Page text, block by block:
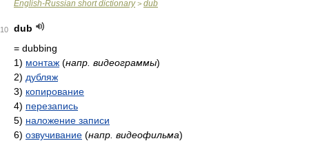
English-Russian short dictionary> dub
10
dub
= dubbing
1) монтаж (напр. видеограммы)
2) дубляж
3) копирование
4) перезапись
5) наложение записи
6) озвучивание (напр. видеофильма)